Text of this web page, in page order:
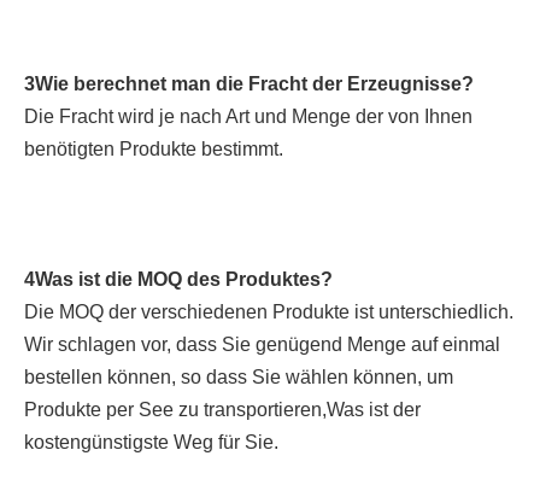
3Wie berechnet man die Fracht der Erzeugnisse?
Die Fracht wird je nach Art und Menge der von Ihnen
benötigten Produkte bestimmt.
4Was ist die MOQ des Produktes?
Die MOQ der verschiedenen Produkte ist unterschiedlich.
Wir schlagen vor, dass Sie genügend Menge auf einmal
bestellen können, so dass Sie wählen können, um
Produkte per See zu transportieren,Was ist der
kostengünstigste Weg für Sie.